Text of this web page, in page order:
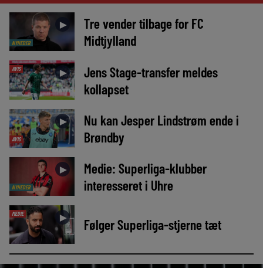
NYHEDER
►
Tre vender tilbage for FC
Midtjylland
AVIS ►
Jens Stage-transfer meldes
kollapset
AVIS
►
Nu kan Jesper Lindstrøm ende i
Brøndby
NYHEDER
►
Medie: Superliga-klubber
interesseret i Uhre
MEDIE ► Følger Superliga-stjerne tæt